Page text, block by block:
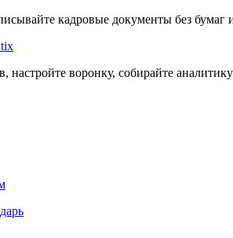
кадровые документы без бумаг
настройте воронку, собирайте